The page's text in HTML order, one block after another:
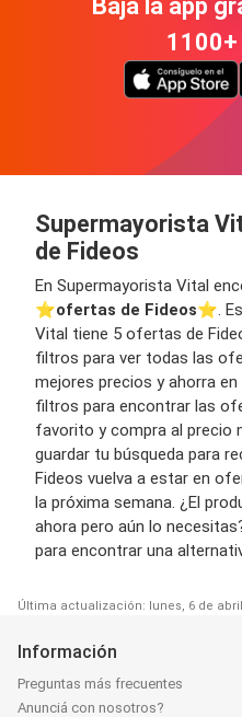
Bajá la app
Supermayorista
de Fideos
En Supermayorista Vital
⭐️ofertas de Fideos⭐️.
Vital tiene 5 ofertas de
filtros para ver todas las
mejores precios y ahorra
filtros para encontrar las
favorito y compra al precio
guardar tu búsqueda para
Fideos vuelva a estar en
la próxima semana. ¿El
ahora pero aún lo
para encontrar una
Última actualización: lunes, 6 de
Información
Preguntas más frecuentes
Anunciá con nosotros?